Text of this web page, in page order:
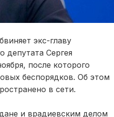
экс-главу
Сергея
после которого
беспорядков. Об этом
в сети.
и врадиевским делом